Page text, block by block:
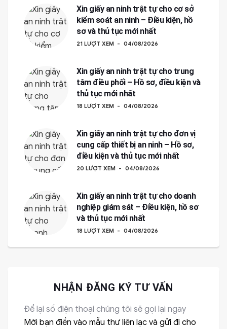
Xin giấy an ninh trật tự cho cơ sở
kiểm soát an ninh – Điều kiện, hồ
sơ và thủ tục mới nhất
21 LƯỢT XEM 04/08/2026
Xin giấy an ninh trật tự cho trung
tâm điều phối – Hồ sơ, điều kiện và
thủ tục mới nhất
18 LƯỢT XEM 04/08/2026
Xin giấy an ninh trật tự cho đơn vị
cung cấp thiết bị an ninh – Hồ sơ,
điều kiện và thủ tục mới nhất
20 LƯỢT XEM 04/08/2026
Xin giấy an ninh trật tự cho doanh
nghiệp giám sát – Điều kiện, hồ sơ
và thủ tục mới nhất
18 LƯỢT XEM 04/08/2026
NHẬN ĐĂNG KÝ TƯ VẤN
Để lại số điện thoại chúng tôi sẽ gọi lại ngay
Mời bạn điền vào mẫu thư liên lạc và gửi đi cho